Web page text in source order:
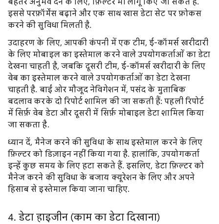
बेहतर अनुभव देने के लिए, फ़िल्टर भी लागू किए जा सकते हैं.
इससे परफ़ॉर्मेंस बढ़ाने और एक साथ खास डेटा सेट पर फ़ोकस
करने की सुविधा मिलती है.
उदाहरण के लिए, आपकी कंपनी में एक टीम, ई-कॉमर्स खरीदारी
के लिए मोबाइल का इस्तेमाल करने वाले उपयोगकर्ताओं का डेटा
देखना चाहती है, जबकि दूसरी टीम, ई-कॉमर्स खरीदारी के लिए
वेब का इस्तेमाल करने वाले उपयोगकर्ताओं का डेटा देखना
चाहती है. बाईं ओर मौजूद नेविगेशन में, पसंद के मुताबिक
बदलाव करके दो रिपोर्ट शामिल की जा सकती हैं: पहली रिपोर्ट
में सिर्फ़ वेब डेटा और दूसरी में सिर्फ़ मोबाइल डेटा शामिल किया
जा सकता है.
ध्यान दें, मैनेज करने की सुविधा के साथ इस्तेमाल करने के लिए
फ़िल्टर को डिज़ाइन नहीं किया गया है. हालांकि, उपयोगकर्ता
इन्हें कुछ समय के लिए हटा सकते हैं. इसलिए, डेटा फ़िल्टर को
मैनेज करने की सुविधा के बजाय क्यूरेशन के लिए और अपने
हिसाब से इस्तेमाल किया जाना चाहिए.
4. डेटा हाइजीन (काम का डेटा दिखाना)